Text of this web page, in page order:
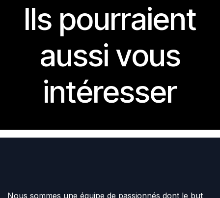
Ils pourraient
aussi vous
intéresser
Nous sommes une équipe de passionnés dont le but